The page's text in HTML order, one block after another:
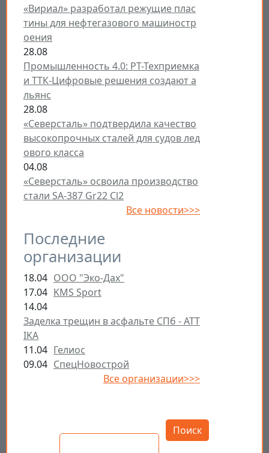
«Вириал» разработал режущие плас
тины для нефтегазового машиностр
оения
28.08
Промышленность 4.0: РТ-Техприемка
и ТТК-Цифровые решения создают а
льянс
28.08
«Северсталь» подтвердила качество
высокопрочных сталей для судов лед
ового класса
04.08
«Северсталь» освоила производство
стали SA-387 Gr22 Cl2
Все новости>>>
Последние
организации
18.04 ООО "Эко-Дах"
17.04 KMS Sport
14.04
Заделка трещин в асфальте СПб - ATT
IKA
11.04 Гелиос
09.04 СпецНовострой
Все организации>>>